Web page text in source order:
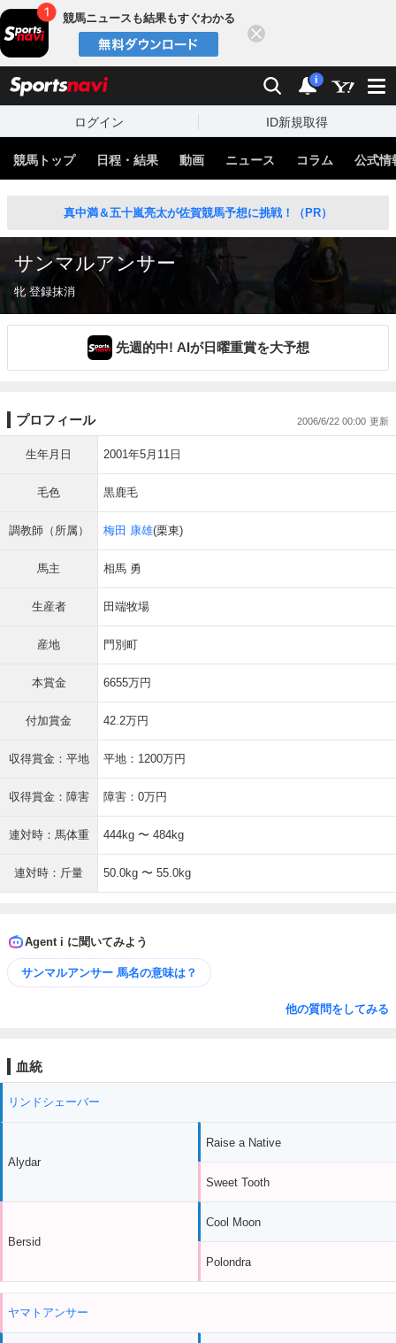
競馬ニュースも結果もすぐわかる
検索 通知
i
ログイン ID新規取得
競馬トップ 日程・結果 動画 ニュース コラム 公式情
真中満＆五十嵐亮太が佐賀競馬予想に挑戦！（PR）
サンマルアンサー
牝 登録抹消
先週的中! AIが日曜重賞を大予想
プロフィール 2006/6/22 00:00
生年月日 2001年5月11日
毛色 黒鹿毛
調教師（所属） 梅田 康雄(栗東)
馬主 相馬 勇
生産者 田端牧場
産地 門別町
本賞金 6655万円
付加賞金 42.2万円
収得賞金：平地 平地：1200万円
収得賞金：障害 障害：0万円
連対時：馬体重 444kg 〜 484kg
連対時：斤量 50.0kg 〜 55.0kg
Agent i に聞いてみよう
サンマルアンサー 馬名の意味は？
他の質問をしてみる
血統
リンドシェーバー
Alydar
Bersid
Raise a Native
Sweet Tooth
Cool Moon
Polondra
ヤマトアンサー